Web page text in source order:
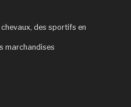
des sportifs en
marchandises